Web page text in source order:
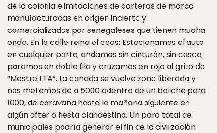
de la colonia e imitaciones de carteras de marca
manufacturadas en origen incierto y
comercializadas por senegaleses que tienen mucha
onda. En la calle reina el caos: Estacionamos el auto
en cualquier parte, andamos sin cinturón, sin casco,
paramos en doble fila y cruzamos en rojo al grito de
“Mestre LTA”. La cañada se vuelve zona liberada y
nos metemos de a 5000 adentro de un boliche para
1000, de caravana hasta la mañana siguiente en
algún after o fiesta clandestina. Un paro total de
municipales podría generar el fin de la civilización